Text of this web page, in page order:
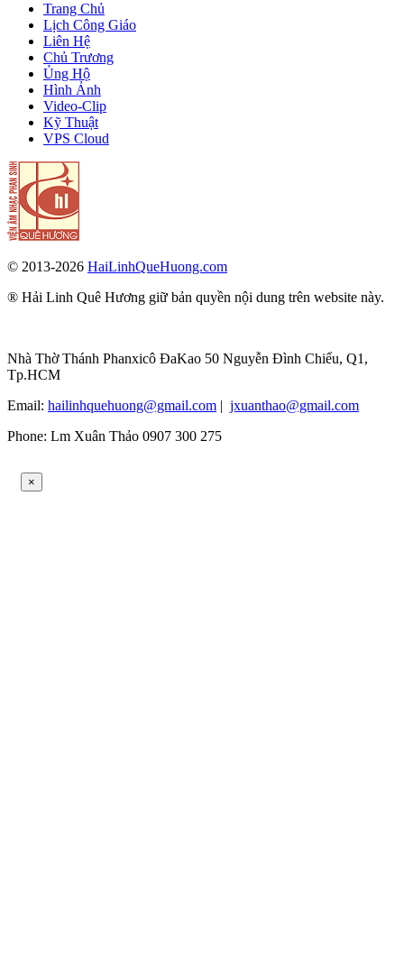
Trang Chủ
Lịch Công Giáo
Liên Hệ
Chủ Trương
Ủng Hộ
Hình Ảnh
Video-Clip
Kỹ Thuật
VPS Cloud
© 2013-2026 HaiLinhQueHuong.com
® Hải Linh Quê Hương giữ bản quyền nội dung trên website này.
Nhà Thờ Thánh Phanxicô ĐaKao 50 Nguyễn Đình Chiểu, Q1,
Tp.HCM
Email: hailinhquehuong@gmail.com
jxuanthao@gmail.com
Phone: Lm Xuân Thảo 0907 300 275
×